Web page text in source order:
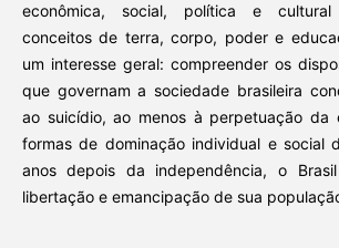
econômica, social, política e cultural
conceitos de terra, corpo, poder e
um interesse geral: compreender os
que governam a sociedade brasileira
ao suicídio, ao menos à perpetuação da
formas de dominação individual e social
anos depois da independência, o
libertação e emancipação de sua